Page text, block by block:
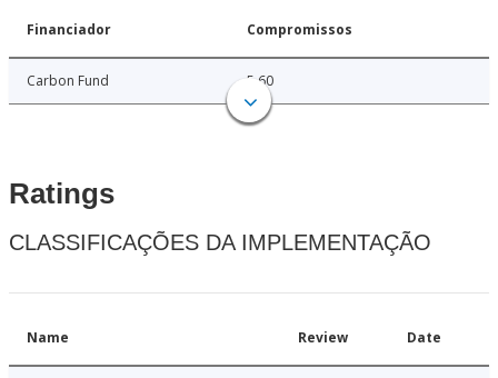
Financiador Compromissos
Carbon Fund 5.60
Ratings
CLASSIFICAÇÕES DA IMPLEMENTAÇÃO
Name Review Date